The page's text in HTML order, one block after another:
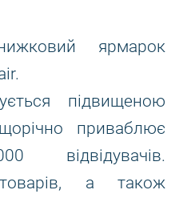
ярмарок
підвищеною
приваблює
відвідувачів.
товарів, а також